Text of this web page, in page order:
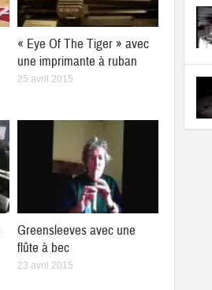
« Eye Of The Tiger » avec
une imprimante à ruban
25 avril 2015
Greensleeves avec une
flûte à bec
23 avril 2015